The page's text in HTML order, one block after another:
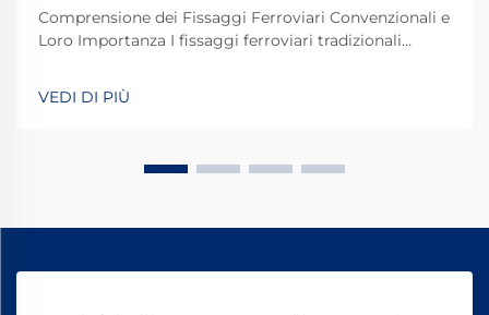
Comprensione dei Fissaggi Ferroviari Convenzionali e
Loro Importanza I fissaggi ferroviari tradizionali
stabili e sicuri i binari dei treni per le operazioni
quotidiane. La maggior parte dei sistemi si basa su
VEDI DI PIÙ